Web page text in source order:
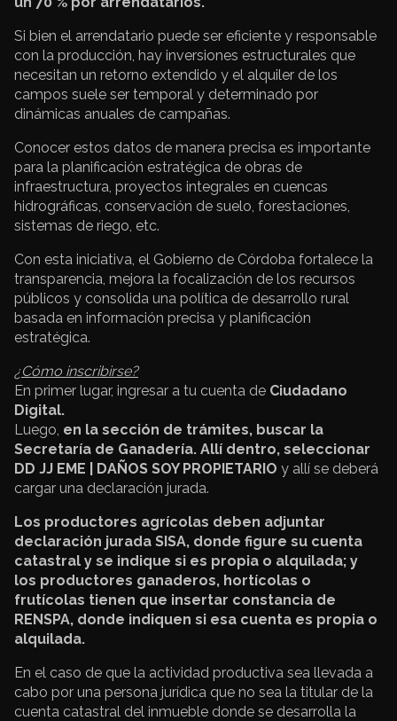
Si bien el arrendatario puede ser eficiente y responsable
con la producción, hay inversiones estructurales que
necesitan un retorno extendido y el alquiler de los
campos suele ser temporal y determinado por
dinámicas anuales de campañas.
Conocer estos datos de manera precisa es importante
para la planificación estratégica de obras de
infraestructura, proyectos integrales en cuencas
hidrográficas, conservación de suelo, forestaciones,
sistemas de riego, etc.
Con esta iniciativa, el Gobierno de Córdoba fortalece la
transparencia, mejora la focalización de los recursos
públicos y consolida una política de desarrollo rural
basada en información precisa y planificación
estratégica.
¿Cómo inscribirse?
En primer lugar, ingresar a tu cuenta de Ciudadano
Digital.
Luego, en la sección de trámites, buscar la
Secretaría de Ganadería. Allí dentro, seleccionar
DD JJ EME | DAÑOS SOY PROPIETARIO y allí se deberá
cargar una declaración jurada.
Los productores agrícolas deben adjuntar
declaración jurada SISA, donde figure su cuenta
catastral y se indique si es propia o alquilada; y
los productores ganaderos, hortícolas o
frutícolas tienen que insertar constancia de
RENSPA, donde indiquen si esa cuenta es propia o
alquilada.
En el caso de que la actividad productiva sea llevada a
cabo por una persona jurídica que no sea la titular de la
cuenta catastral del inmueble donde se desarrolla la